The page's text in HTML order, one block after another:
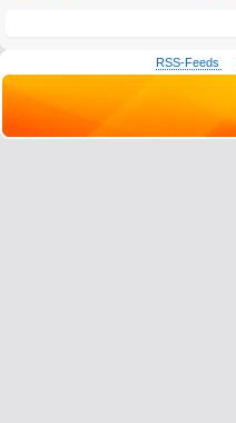
RSS-Feeds